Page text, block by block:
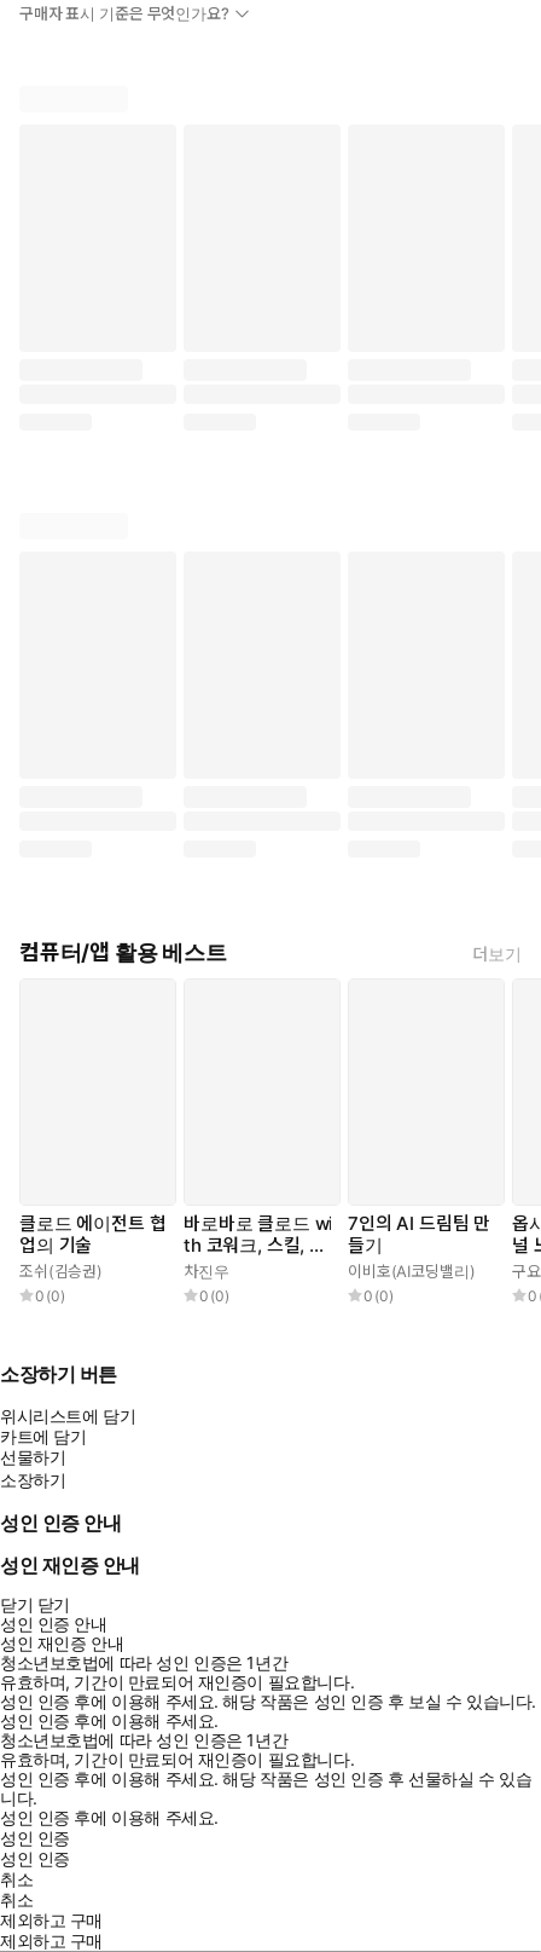
구매자 표시 기준은 무엇인가요?
컴퓨터/앱 활용 베스트 더보기
클로드 에이전트 협
업의 기술
조쉬(김승권)
0 (0)
바로바로 클로드 wi
th 코워크, 스킬, 클
로드 코드, 디자인
차진우
0 (0)
7인의 AI 드림팀 만
들기
이비호(AI코딩밸리)
0 (0)
옵
널
구
0
소장하기 버튼
위시리스트에 담기
카트에 담기
선물하기
소장하기
성인 인증 안내
성인 재인증 안내
닫기 닫기
성인 인증 안내
성인 재인증 안내
청소년보호법에 따라 성인 인증은 1년간
유효하며, 기간이 만료되어 재인증이 필요합니다.
성인 인증 후에 이용해 주세요.해당 작품은 성인 인증 후 보실 수 있습니다.
성인 인증 후에 이용해 주세요.
청소년보호법에 따라 성인 인증은 1년간
유효하며, 기간이 만료되어 재인증이 필요합니다.
성인 인증 후에 이용해 주세요.해당 작품은 성인 인증 후 선물하실 수 있습
니다.
성인 인증 후에 이용해 주세요.
성인 인증
성인 인증
취소
취소
제외하고 구매
제외하고 구매